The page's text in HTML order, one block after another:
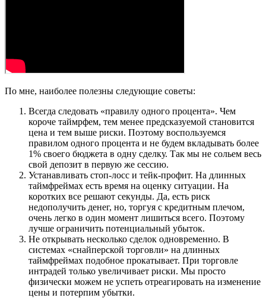
По мне, наиболее полезны следующие советы:
Всегда следовать «правилу одного процента». Чем
короче таймрфем, тем менее предсказуемой становится
цена и тем выше риски. Поэтому воспользуемся
правилом одного процента и не будем вкладывать более
1% своего бюджета в одну сделку. Так мы не сольем весь
свой депозит в первую же сессию.
Устанавливать стоп-лосс и тейк-профит. На длинных
таймфреймах есть время на оценку ситуации. На
коротких все решают секунды. Да, есть риск
недополучить денег, но, торгуя с кредитным плечом,
очень легко в один момент лишиться всего. Поэтому
лучше ограничить потенциальный убыток.
Не открывать несколько сделок одновременно. В
системах «снайперской торговли» на длинных
таймфреймах подобное прокатывает. При торговле
интрадей только увеличивает риски. Мы просто
физически можем не успеть отреагировать на изменение
цены и потерпим убытки.